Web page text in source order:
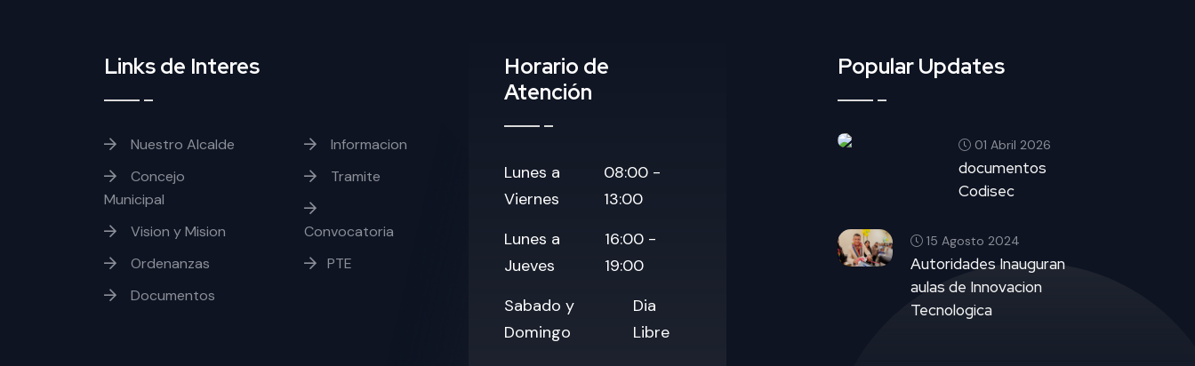
Municipal
Vision y Mision
Ordenanzas
Documentos
Convocatoria
PTE
Lunes a
Viernes
08:00 -
Jueves
19:00
Domingo
Libre
Contact Us
documentos
15 Agosto 2024
Autoridades Inauguran
aulas de Innovacion